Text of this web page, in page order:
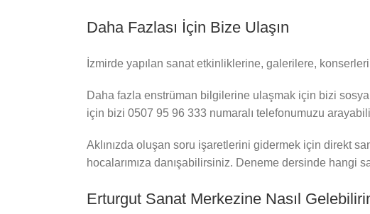
Daha Fazlası İçin Bize Ulaşın
İzmirde yapılan sanat etkinliklerine, galerilere,
Daha fazla enstrüman bilgilerine ulaşmak için bizi sosyal
için bizi 0507 95 96 333 numaralı telefonumuzu
Aklınızda oluşan soru işaretlerini gidermek için direkt
hocalarımıza danışabilirsiniz. Deneme dersinde
Erturgut Sanat Merkezine Nasıl